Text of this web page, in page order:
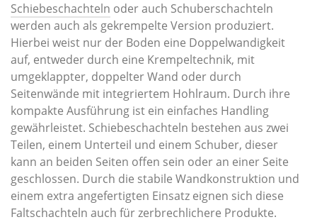
Schiebeschachteln oder auch Schuberschachteln
werden auch als gekrempelte Version produziert.
Hierbei weist nur der Boden eine Doppelwandigkeit
auf, entweder durch eine Krempeltechnik, mit
umgeklappter, doppelter Wand oder durch
Seitenwände mit integriertem Hohlraum. Durch ihre
kompakte Ausführung ist ein einfaches Handling
gewährleistet. Schiebeschachteln bestehen aus zwei
Teilen, einem Unterteil und einem Schuber, dieser
kann an beiden Seiten offen sein oder an einer Seite
geschlossen. Durch die stabile Wandkonstruktion und
einem extra angefertigten Einsatz eignen sich diese
Faltschachteln auch für zerbrechlichere Produkte.